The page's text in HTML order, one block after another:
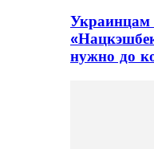
Украинцам
нужно до